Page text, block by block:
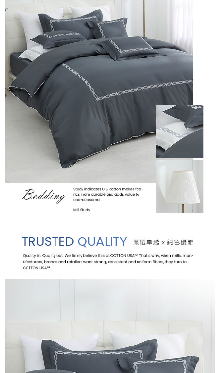
３．未成年的使用者請事先徵得法定代理人或監護人之同意方可使用
「AFTEE先享後付」，若未經同意申辦者引起之損失，本公司不負相關責
任。
４．使用「AFTEE先享後付」時，將依據個別帳號之用戶狀況，依本公司即
時審查核予不同之上限額度；若仍有額度不足之情形，本公司將視審查結果
請求用戶進行身份認證。
５．嚴禁一人註冊多個帳號或使用他人資訊註冊。若發現惡意使用之情形，
恩沛科技股份有限公司將有權停止該用戶之使用額度並採取法律行動。